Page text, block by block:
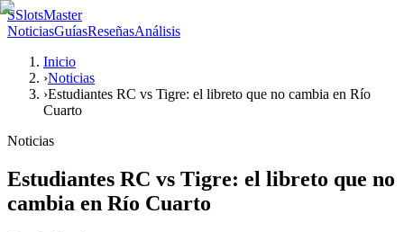
SSlotsMaster
NoticiasGuíasReseñasAnálisis
Inicio
›Noticias
›Estudiantes RC vs Tigre: el libreto que no cambia en Río
Cuarto
Noticias
Estudiantes RC vs Tigre: el libreto que no
cambia en Río Cuarto